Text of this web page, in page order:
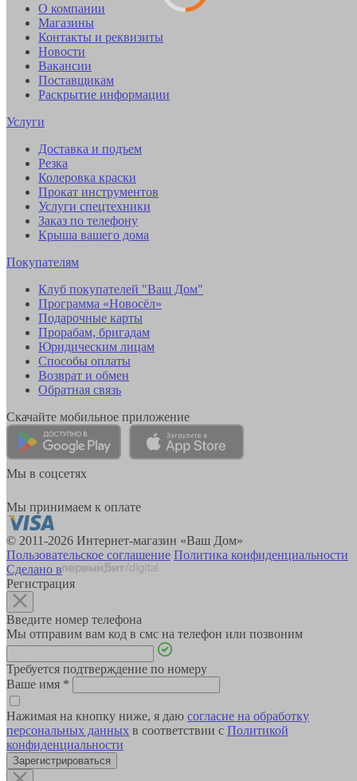
О компании
Магазины
Контакты и реквизиты
Новости
Вакансии
Поставщикам
Раскрытие информации
Услуги
Доставка и подъем
Резка
Колеровка краски
Прокат инструментов
Услуги спецтехники
Заказ по телефону
Крыша вашего дома
Покупателям
Клуб покупателей "Ваш Дом"
Программа «Новосёл»
Подарочные карты
Прорабам, бригадам
Юридическим лицам
Способы оплаты
Возврат и обмен
Обратная связь
Скачайте мобильное приложение
Мы в соцсетях
Мы принимаем к оплате
© 2011-2026 Интернет-магазин «Ваш Дом»
Пользовательское соглашение Политика конфиденциальности
Сделано в
Регистрация
Введите номер телефона
Мы отправим вам код в смс на телефон или позвоним
Требуется подтверждение по номеру
Ваше имя *
Нажимая на кнопку ниже, я даю согласие на обработку
персональных данных в соответствии с Политикой
конфиденциальности
Зарегистрироваться